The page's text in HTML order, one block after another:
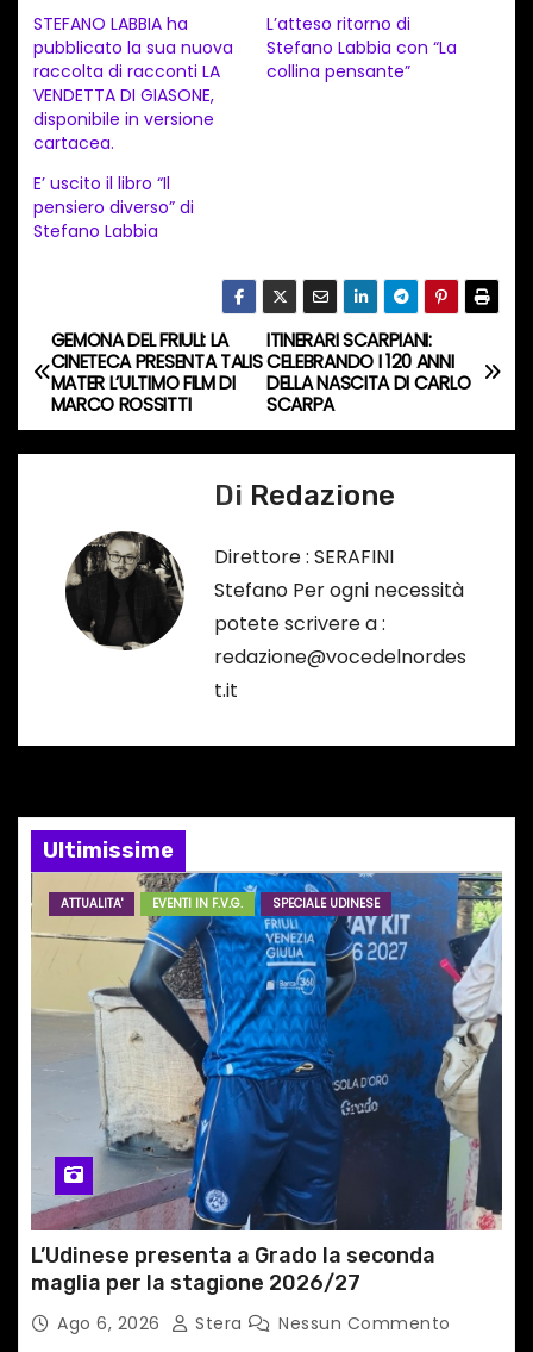
a
m
e
n
t
o
i
o
r
s
STEFANO LABBIA ha
pubblicato la sua nuova
raccolta di racconti LA
VENDETTA DI GIASONE,
disponibile in versione
cartacea.
L’atteso ritorno di
Stefano Labbia con “La
collina pensante”
E’ uscito il libro “Il
pensiero diverso” di
Stefano Labbia
N
a
v
o
e
a
t
l
i
ITINERARI SCARPIANI:
CELEBRANDO I 120 ANNI
DELLA NASCITA DI CARLO
SCARPA
GEMONA DEL FRIULI: LA
CINETECA PRESENTA TALIS
MATER L’ULTIMO FILM DI
MARCO ROSSITTI
Di Redazione
Direttore : SERAFINI
Stefano Per ogni necessità
potete scrivere a :
redazione@vocedelnordes
t.it
Ultimissime
ATTUALITA' EVENTI IN F.V.G. SPECIALE UDINESE
L’Udinese presenta a Grado la seconda
maglia per la stagione 2026/27
Ago 6, 2026 Stera Nessun Commento